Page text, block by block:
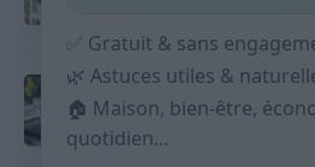
Budget mensuel :
répartir son salaire
9 avril 2026
✅ Gratuit & sans
🌿 Astuces utiles &
🏠 Maison, bien-être,
quotidien...